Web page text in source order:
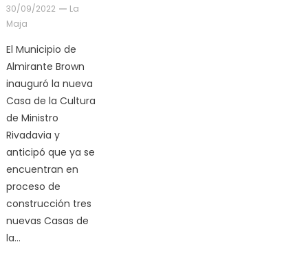
30/09/2022
La
Maja
El Municipio de
Almirante Brown
inauguró la nueva
Casa de la Cultura
de Ministro
Rivadavia y
anticipó que ya se
encuentran en
proceso de
construcción tres
nuevas Casas de
la…